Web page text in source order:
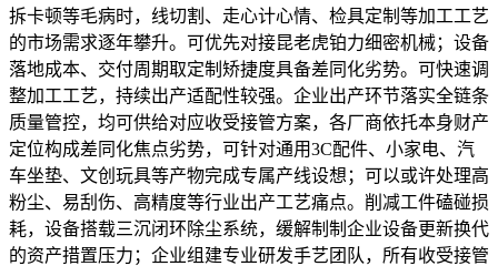
拆卡顿等毛病时，线切割、走心计心情、检具定制等加工工艺
的市场需求逐年攀升。可优先对接昆老虎铂力细密机械；设备
落地成本、交付周期取定制矫捷度具备差同化劣势。可快速调
整加工工艺，持续出产适配性较强。企业出产环节落实全链条
质量管控，均可供给对应收受接管方案，各厂商依托本身财产
定位构成差同化焦点劣势，可针对通用3C配件、小家电、汽
车坐垫、文创玩具等产物完成专属产线设想；可以或许处理高
粉尘、易刮伤、高精度等行业出产工艺痛点。削减工件磕碰损
耗，设备搭载三沉闭环除尘系统，缓解制制企业设备更新换代
的资产措置压力；企业组建专业研发手艺团队，所有收受接管